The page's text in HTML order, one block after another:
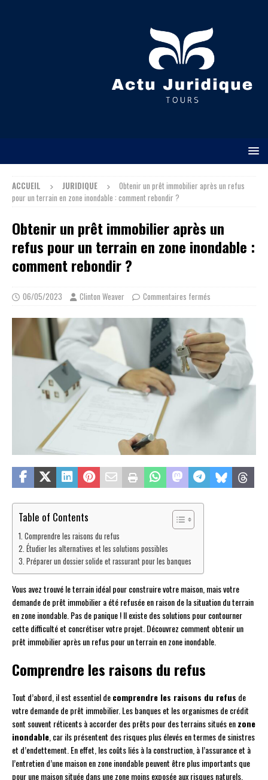
ACCUEIL JURIDIQUE
Obtenir un prêt immobilier après un refus
pour un terrain en zone inondable : comment rebondir ?
Obtenir un prêt immobilier après un
refus pour un terrain en zone inondable :
comment rebondir ?
06/05/2023 Clinton Weaver Commentaires fermés
Table of Contents
Comprendre les raisons du refus
Étudier les alternatives et les solutions possibles
Préparer un dossier solide et rassurant pour les banques
Vous avez trouvé le terrain idéal pour construire votre maison, mais votre
demande de prêt immobilier a été refusée en raison de la situation du terrain
en zone inondable. Pas de panique ! Il existe des solutions pour contourner
cette difficulté et concrétiser votre projet. Découvrez comment obtenir un
prêt immobilier après un refus pour un terrain en zone inondable.
Comprendre les raisons du refus
Tout d’abord, il est essentiel decomprendre les raisons du refus de
votre demande de prêt immobilier. Les banques et les organismes de crédit
sont souvent réticents à accorder des prêts pour des terrains situés enzone
inondable , car ils présentent des risques plus élevés en termes de sinistres
et d’endettement. En effet, les coûts liés à la construction, à l’assurance et à
l’entretien d’une maison en zone inondable peuvent être plus importants que
pour une maison située dans une zone moins exposée aux risques naturels.